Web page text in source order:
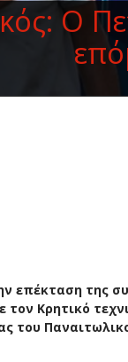
Ο
επέκταση της
Κρητικό
του